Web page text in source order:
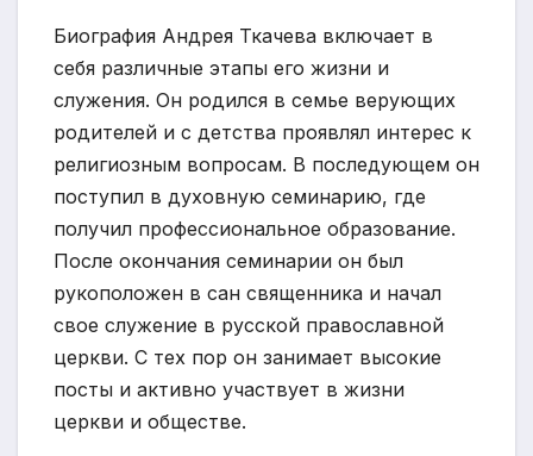
Биография Андрея Ткачева включает в
себя различные этапы его жизни и
служения. Он родился в семье верующих
родителей и с детства проявлял интерес к
религиозным вопросам. В последующем он
поступил в духовную семинарию, где
получил профессиональное образование.
После окончания семинарии он был
рукоположен в сан священника и начал
свое служение в русской православной
церкви. С тех пор он занимает высокие
посты и активно участвует в жизни
церкви и обществе.